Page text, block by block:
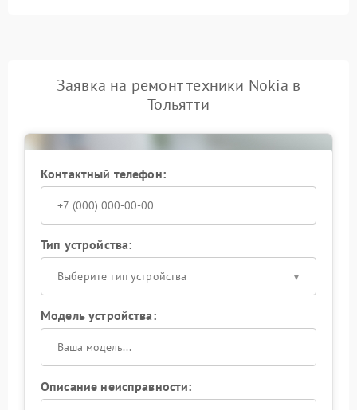
Заявка на ремонт техники Nokia в
Тольятти
Контактный телефон:
Тип устройства:
Выберите тип устройства
Модель устройства:
Описание неисправности: